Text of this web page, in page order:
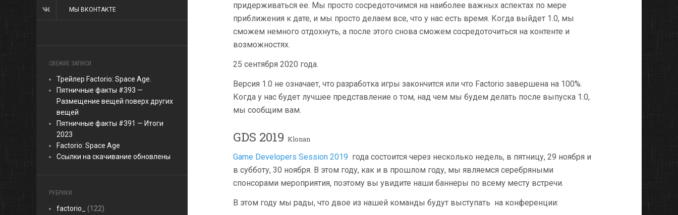
МЫ ВКОНТАКТЕ
СВЕЖИЕ ЗАПИСИ
Трейлер Factorio: Space Age.
Пятничные факты #393 —
Размещение вещей поверх других
вещей
Пятничные факты #391 — Итоги
2023
Factorio: Space Age
Ссылки на скачивание обновлены
РУБРИКИ
factorio_
(122)
придерживаться ее. Мы просто сосредоточимся на наиболее важных аспектах по мере
приближения к дате, и мы просто делаем все, что у нас есть время. Когда выйдет 1.0, мы
сможем немного отдохнуть, а после этого снова сможем сосредоточиться на контенте и
возможностях.
25 сентября 2020 года.
Версия 1.0 не означает, что разработка игры закончится или что Factorio завершена на 100%.
Когда у нас будет лучшее представление о том, над чем мы будем делать после выпуска 1.0,
мы сообщим вам.
GDS 2019 Klonan
Game Developers Session 2019 года состоится через несколько недель, в пятницу, 29 ноября и
в субботу, 30 ноября. В этом году, как и в прошлом году, мы являемся серебряными
спонсорами мероприятия, поэтому вы увидите наши баннеры по всему месту встречи.
В этом году мы рады, что двое из нашей команды будут выступать на конференции: